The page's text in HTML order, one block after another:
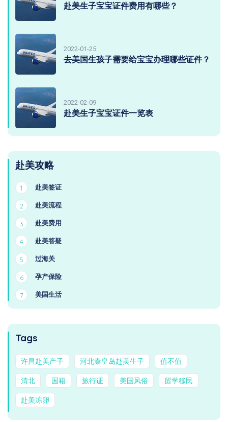
赴美生子宝宝证件费用有哪些？
2022-01-25
去美国生孩子需要给宝宝办理哪些证件？
2022-02-09
赴美生子宝宝证件一览表
赴美攻略
1 赴美签证
2 赴美流程
3 赴美费用
4 赴美答疑
5 过海关
6 孕产保险
7 美国生活
Tags
许昌赴美产子 河北秦皇岛赴美生子 值不值
清北 国籍 旅行证 美国风俗 留学移民
赴美冻卵